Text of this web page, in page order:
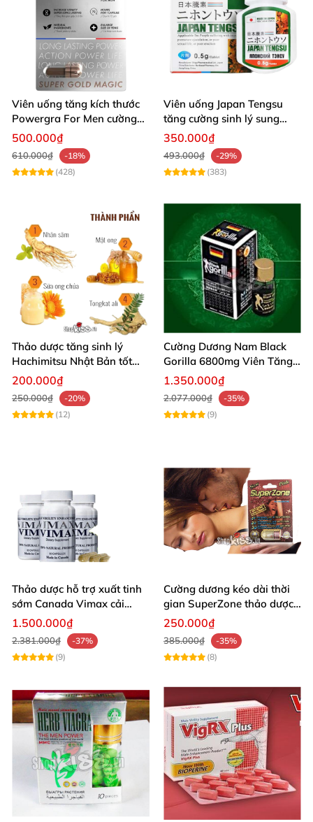
Viên uống tăng kích thước
Powergra For Men cường
dương kéo dài thời gian
500.000₫
610.000₫
-18%
(428)
Viên uống Japan Tengsu
tăng cường sinh lý sung
mãn mạnh
350.000₫
493.000₫
-29%
(383)
Thảo dược tăng sinh lý
Hachimitsu Nhật Bản tốt
cho cường dương nam
200.000₫
250.000₫
-20%
(12)
Cường Dương Nam Black
Gorilla 6800mg Viên Tăng
Cường Sinh Lý Nam
1.350.000₫
2.077.000₫
-35%
(9)
Thảo dược hỗ trợ xuất tinh
sớm Canada Vimax cải
thiện sinh lý nam
1.500.000₫
2.381.000₫
-37%
(9)
Cường dương kéo dài thời
gian SuperZone thảo dược
tăng sức bền
250.000₫
385.000₫
-35%
(8)